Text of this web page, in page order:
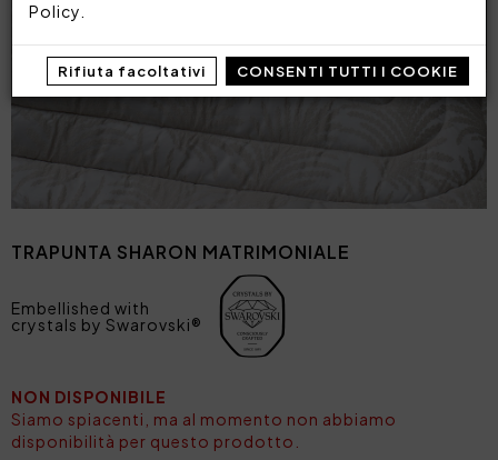
Policy
Rifiuta facoltativi CONSENTI TUTTI I COOKIE
TRAPUNTA SHARON MATRIMONIALE
Embellished with
crystals by Swarovski®
NON DISPONIBILE
Siamo spiacenti, ma al momento non abbiamo
disponibilità per questo prodotto.